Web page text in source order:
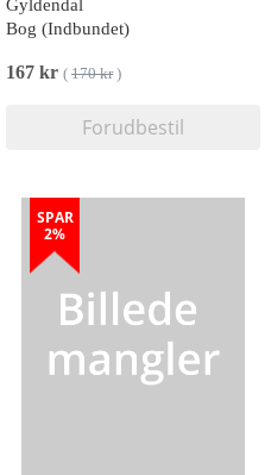
Gyldendal
Bog (Indbundet)
167 kr ( 170 kr)
Forudbestil
SPAR
2%